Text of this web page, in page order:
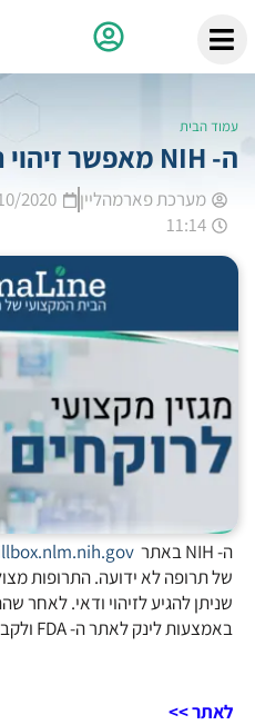
עמוד הבית
ה- NIH מאפשר זיהוי תרופות לא ידועות
מערכת פארמהליין
2020
11:14
ה- NIH באתר
של תרופה לא ידועה. התרופות
שניתן להגיע לזיהוי ודאי. לאחר
באמצעות לינק לאתר ה- FDA ולקבל מידע על התרופה.
לאתר >>